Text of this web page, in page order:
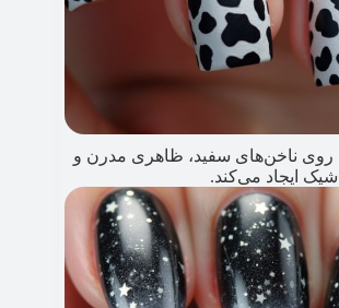
ناخن‌های سفید، ظاهری مدرن و
شیک ایجاد می‌کند.